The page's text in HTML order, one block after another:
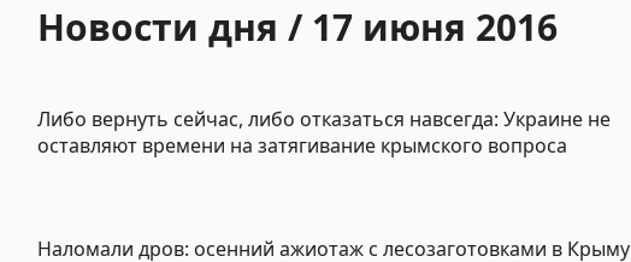
Новости дня / 17 июня 2016
Либо вернуть сейчас, либо отказаться навсегда: Украине не
оставляют времени на затягивание крымского вопроса
Наломали дров: осенний ажиотаж с лесозаготовками в Крыму